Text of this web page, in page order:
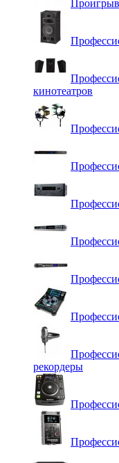
кинотеатров
рекордеры